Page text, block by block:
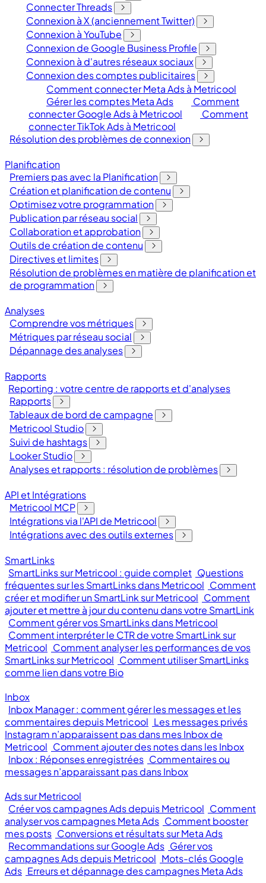
Connecter Threads
Connexion à X (anciennement Twitter)
Connexion à YouTube
Connexion de Google Business Profile
Connexion à d'autres réseaux sociaux
Connexion des comptes publicitaires
Comment connecter Meta Ads à Metricool
Gérer les comptes Meta Ads
Comment
connecter Google Ads à Metricool
Comment
connecter TikTok Ads à Metricool
Résolution des problèmes de connexion
Planification
Premiers pas avec la Planification
Création et planification de contenu
Optimisez votre programmation
Publication par réseau social
Collaboration et approbation
Outils de création de contenu
Directives et limites
Résolution de problèmes en matière de planification et
de programmation
Analyses
Comprendre vos métriques
Métriques par réseau social
Dépannage des analyses
Rapports
Reporting : votre centre de rapports et d'analyses
Rapports
Tableaux de bord de campagne
Metricool Studio
Suivi de hashtags
Looker Studio
Analyses et rapports : résolution de problèmes
API et Intégrations
Metricool MCP
Intégrations via l'API de Metricool
Intégrations avec des outils externes
SmartLinks
SmartLinks sur Metricool : guide complet Questions
fréquentes sur les SmartLinks dans Metricool Comment
créer et modifier un SmartLink sur Metricool Comment
ajouter et mettre à jour du contenu dans votre SmartLink
Comment gérer vos SmartLinks dans Metricool
Comment interpréter le CTR de votre SmartLink sur
Metricool Comment analyser les performances de vos
SmartLinks sur Metricool Comment utiliser SmartLinks
comme lien dans votre Bio
Inbox
Inbox Manager : comment gérer les messages et les
commentaires depuis Metricool Les messages privés
Instagram n’apparaissent pas dans mes Inbox de
Metricool Comment ajouter des notes dans les Inbox
Inbox : Réponses enregistrées Commentaires ou
messages n’apparaissant pas dans Inbox
Ads sur Metricool
Créer vos campagnes Ads depuis Metricool Comment
analyser vos campagnes Meta Ads Comment booster
mes posts Conversions et résultats sur Meta Ads
Recommandations sur Google Ads Gérer vos
campagnes Ads depuis Metricool Mots-clés Google
Ads Erreurs et dépannage des campagnes Meta Ads